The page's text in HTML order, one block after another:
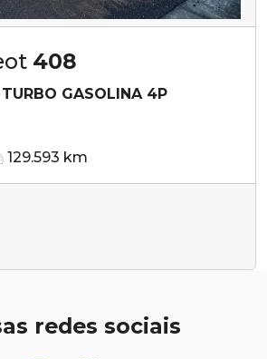
408
TURBO GASOLINA 4P
129.593 km
redes sociais